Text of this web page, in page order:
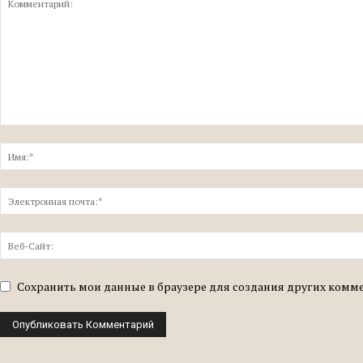
Сохранить мои данные в браузере для создания других